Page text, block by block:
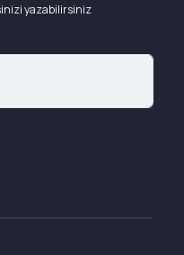
yazabilirsiniz